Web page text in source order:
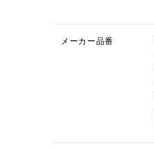
メーカー品番